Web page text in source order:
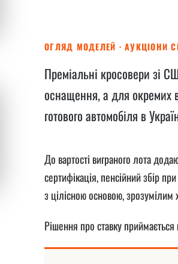
ОГЛЯД МОДЕЛЕЙ · АУКЦІОНИ
Преміальні кросовери зі
оснащення, а для окремих
готового автомобіля в
До вартості виграного лота
сертифікація, пенсійний збір
з цілісною основою,
Рішення про ставку